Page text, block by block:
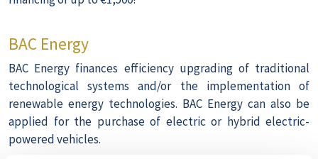
BAC Energy
BAC Energy finances efficiency upgrading of traditional
technological systems and/or the implementation of
renewable energy technologies. BAC Energy can also be
applied for the purchase of electric or hybrid electric-
powered vehicles.